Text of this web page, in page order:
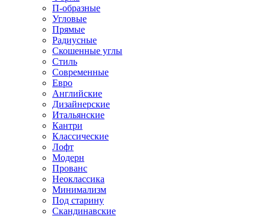
П-образные
Угловые
Прямые
Радиусные
Скошенные углы
Стиль
Современные
Евро
Английские
Дизайнерские
Итальянские
Кантри
Классические
Лофт
Модерн
Прованс
Неоклассика
Минимализм
Под старину
Скандинавские